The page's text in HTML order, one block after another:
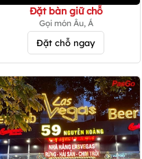
Đặt bàn giữ chỗ
Gọi món Âu, Á
Đặt chỗ ngay